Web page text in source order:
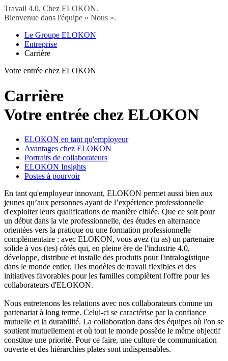
Travail 4.0. Chez ELOKON.
Bienvenue dans l'équipe « Nous ».
Le Groupe ELOKON
Entreprise
Carrière
Votre entrée chez ELOKON
Carrière
Votre entrée chez ELOKON
ELOKON en tant qu'employeur
Avantages chez ELOKON
Portraits de collaborateurs
ELOKON Insights
Postes à pourvoir
En tant qu'employeur innovant, ELOKON permet aussi bien aux
jeunes qu’aux personnes ayant de l’expérience professionnelle
d'exploiter leurs qualifications de manière ciblée. Que ce soit pour
un début dans la vie professionnelle, des études en alternance
orientées vers la pratique ou une formation professionnelle
complémentaire : avec ELOKON, vous avez (tu as) un partenaire
solide à vos (tes) côtés qui, en pleine ère de l'industrie 4.0,
développe, distribue et installe des produits pour l'intralogistique
dans le monde entier. Des modèles de travail flexibles et des
initiatives favorables pour les familles complètent l'offre pour les
collaborateurs d'ELOKON.
Nous entretenons les relations avec nos collaborateurs comme un
partenariat à long terme. Celui-ci se caractérise par la confiance
mutuelle et la durabilité. La collaboration dans des équipes où l'on se
soutient mutuellement et où tout le monde possède le même objectif
constitue une priorité. Pour ce faire, une culture de communication
ouverte et des hiérarchies plates sont indispensables.